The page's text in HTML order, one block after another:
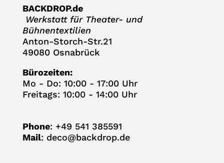
BACKDROP.de
Werk­statt für Thea­ter- und
Bühnentextilien
Anton-Storch-Str.21
49080 Osnabrück
Büro­zei­ten:
Mo - Do: 10:00 - 17:00 Uhr
Frei­tags: 10:00 - 14:00 Uhr
Phone: +49 541 385591
Mail: deco@backdrop.de